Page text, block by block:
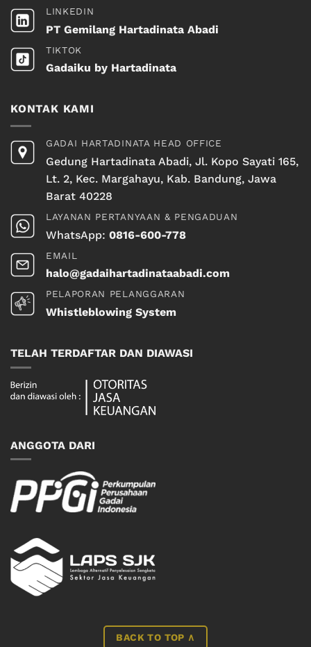
LINKEDIN
PT Gemilang Hartadinata Abadi
TIKTOK
Gadaiku by Hartadinata
KONTAK KAMI
GADAI HARTADINATA HEAD OFFICE
Gedung Hartadinata Abadi, Jl. Kopo Sayati 165,
Lt. 2, Kec. Margahayu, Kab. Bandung, Jawa
Barat 40228
LAYANAN PERTANYAAN & PENGADUAN
WhatsApp: 0816-600-778
EMAIL
halo@gadaihartadinataabadi.com
PELAPORAN PELANGGARAN
Whistleblowing System
TELAH TERDAFTAR DAN DIAWASI
ANGGOTA DARI
BACK TO TOP ∧